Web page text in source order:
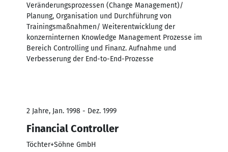
Veränderungsprozessen (Change Management)/
Planung, Organisation und Durchführung von
Trainingsmaßnahmen/ Weiterentwicklung der
konzerninternen Knowledge Management Prozesse im
Bereich Controlling und Finanz. Aufnahme und
Verbesserung der End-to-End-Prozesse
2 Jahre, Jan. 1998 - Dez. 1999
Financial Controller
Töchter+Söhne GmbH